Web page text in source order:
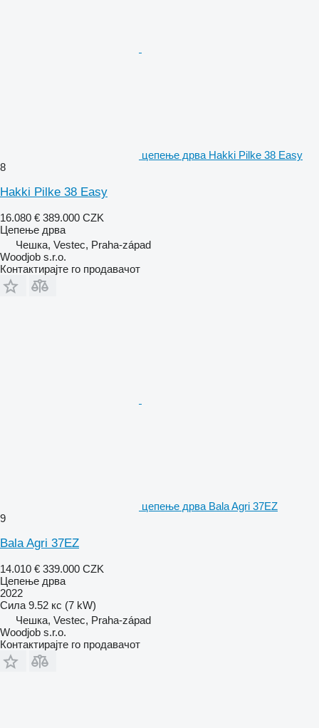
цепење дрва Hakki Pilke 38 Easy
8
Hakki Pilke 38 Easy
16.080 € 389.000 CZK
Цепење дрва
Чешка, Vestec, Praha-západ
Woodjob s.r.o.
Контактирајте го продавачот
цепење дрва Bala Agri 37EZ
9
Bala Agri 37EZ
14.010 € 339.000 CZK
Цепење дрва
2022
Сила 9.52 кс (7 kW)
Чешка, Vestec, Praha-západ
Woodjob s.r.o.
Контактирајте го продавачот